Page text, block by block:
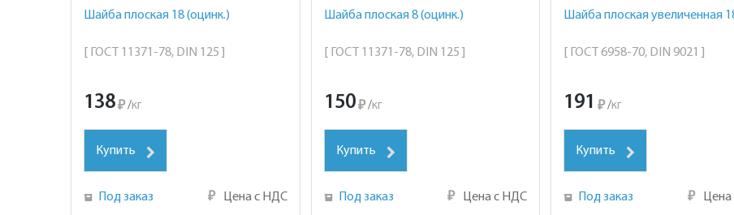
Шайба плоская 18 (оцинк.)
[ ГОСТ 11371-78, DIN 125 ]
138₽ /кг
Купить
Под заказ ₽ Цена с НДС
Шайба плоская 8 (оцинк.)
[ ГОСТ 11371-78, DIN 125 ]
150 ₽ /кг
Купить
Под заказ ₽ Цена с НДС
Шайба плоская увеличенная
[ ГОСТ 6958-70, DIN 9021 ]
191 ₽ /кг
Купить
Под заказ ₽